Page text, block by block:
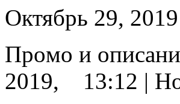
Октябрь 29, 2019
Прoмo и
2019, 13:12 |